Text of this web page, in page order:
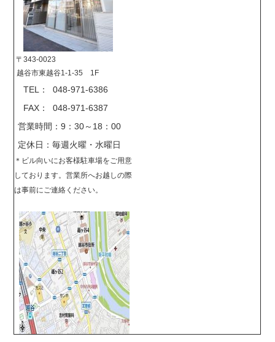
〒343-0023
越谷市東越谷1-1-35 1F
TEL： 048-971-6386
FAX： 048-971-6387
営業時間：9：30～18：00
定休日：毎週火曜・水曜日
＊ ビル向いにお客様駐車場をご用意
しております。営業所へお越しの際
は事前に ご連絡ください。